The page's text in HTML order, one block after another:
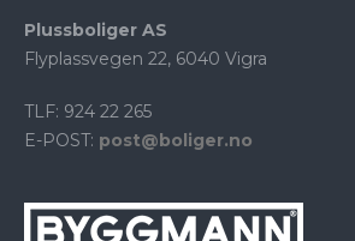
Plussboliger AS
Flyplassvegen 22, 6040 Vigra
TLF: 924 22 265
E-POST: post@boliger.no